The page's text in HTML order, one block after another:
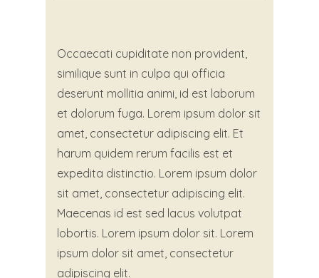
Occaecati cupiditate non provident,
similique sunt in culpa qui officia
deserunt mollitia animi, id est laborum
et dolorum fuga. Lorem ipsum dolor sit
amet, consectetur adipiscing elit. Et
harum quidem rerum facilis est et
expedita distinctio. Lorem ipsum dolor
sit amet, consectetur adipiscing elit.
Maecenas id est sed lacus volutpat
lobortis. Lorem ipsum dolor sit. Lorem
ipsum dolor sit amet, consectetur
adipiscing elit.